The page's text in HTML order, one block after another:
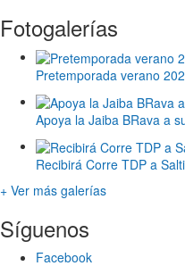
Fotogalerías
Pretemporada verano
Apoya la Jaiba BRava a
Recibirá Corre TDP a
+ Ver más galerías
Síguenos
Facebook